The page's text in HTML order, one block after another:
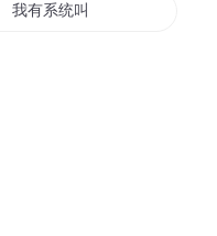
我有系统叫不作就死